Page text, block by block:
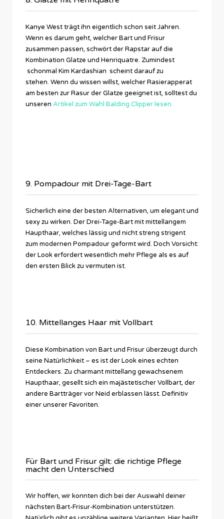
Kanye West trägt ihn eigentlich schon seit Jahren.
Wenn es darum geht, welcher Bart und Frisur
zusammen passen, schwört der Rapstar auf die
Kombination Glatze und Henriquatre. Zumindest
schonmal Kim Kardashian scheint darauf zu
stehen. Wenn du wissen willst, welcher Rasierapperat
am besten zur Rasur der Glatze geeignet ist, solltest du
unseren Artikel zum Wahl Balding Clipper lesen.
9. Pompadour mit Drei-Tage-Bart
Sicherlich eine der besten Alternativen, um elegant und
sexy zu wirken. Der Drei-Tage-Bart mit mittellangem
Haupthaar, welches lässig und nicht streng strigent
zum modernen Pompadour geformt wird. Doch Vorsicht:
der Look erfordert wesentlich mehr Pflege als es auf
den ersten Blick zu vermuten ist.
10. Mittellanges Haar mit Vollbart
Diese Kombination von Bart und Frisur überzeugt durch
seine Natürlichkeit – es ist der Look eines echten
Entdeckers. Zu charmant mittellang gewachsenem
Haupthaar, gesellt sich ein majästetischer Vollbart, der
andere Bartträger vor Neid erblassen lässt. Definitiv
einer unserer Favoriten.
Für Bart und Frisur gilt: die richtige Pflege
macht den Unterschied
Wir hoffen, wir konnten dich bei der Auswahl deiner
nächsten Bart-Frisur-Kombination unterstützen.